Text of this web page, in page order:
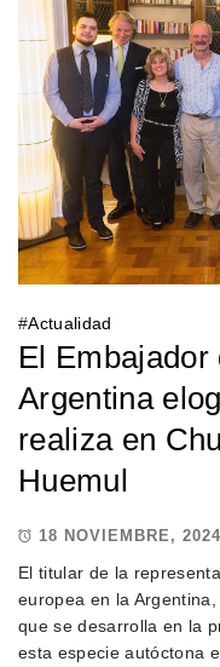
#Actualidad
El Embajador
Argentina
realiza en
Huemul
18 NOVIEMBRE, 2024
El titular de la
europea en la
que se desarrolla en la
esta especie autóctona